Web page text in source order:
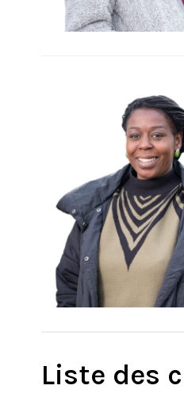
Liste des